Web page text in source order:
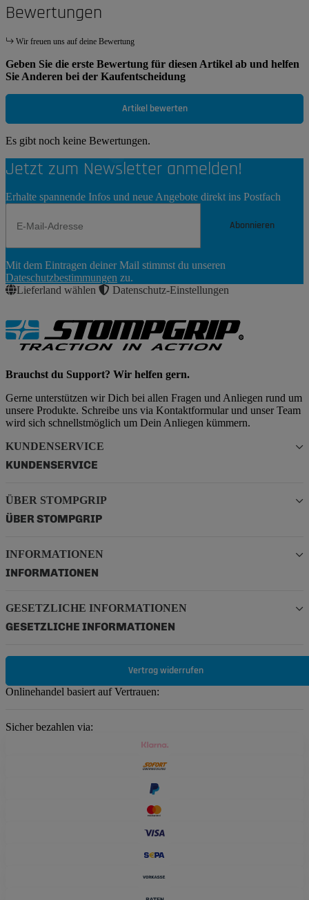
Bewertungen
Wir freuen uns auf deine Bewertung
Geben Sie die erste Bewertung für diesen Artikel ab und helfen
Sie Anderen bei der Kaufentscheidung
Artikel bewerten
Es gibt noch keine Bewertungen.
Jetzt zum Newsletter anmelden!
Erhalte spannende Infos und neue Angebote direkt ins Postfach
Abonnieren
Abonnieren
Mit dem Eintragen deiner Mail stimmst du unseren
Dateschutzbestimmungen zu.
Lieferland wählen
Datenschutz-Einstellungen
Brauchst du Support? Wir helfen gern.
Gerne unterstützen wir Dich bei allen Fragen und Anliegen rund um
unsere Produkte. Schreibe uns via Kontaktformular und unser Team
wird sich schnellstmöglich um Dein Anliegen kümmern.
KUNDENSERVICE
KUNDENSERVICE
ÜBER STOMPGRIP
ÜBER STOMPGRIP
INFORMATIONEN
INFORMATIONEN
GESETZLICHE INFORMATIONEN
GESETZLICHE INFORMATIONEN
Vertrag widerrufen
Onlinehandel basiert auf Vertrauen:
Sicher bezahlen via: